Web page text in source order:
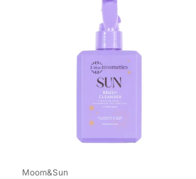
Proveedor:
Moom&Sun